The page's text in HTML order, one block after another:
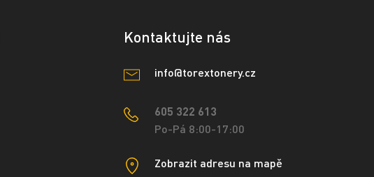
Kontaktujte nás
info@torextonery.cz
605 322 613
Po-Pá 8:00-17:00
Zobrazit adresu na mapě